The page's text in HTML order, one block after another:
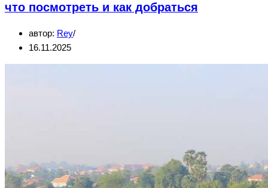
что посмотреть и как добраться
автор: Rey
16.11.2025